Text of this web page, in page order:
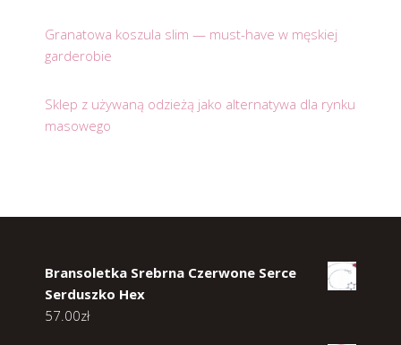
Granatowa koszula slim — must-have w męskiej
garderobie
Sklep z używaną odzieżą jako alternatywa dla rynku
masowego
Bransoletka Srebrna Czerwone Serce
Serduszko Hex
57.00zł